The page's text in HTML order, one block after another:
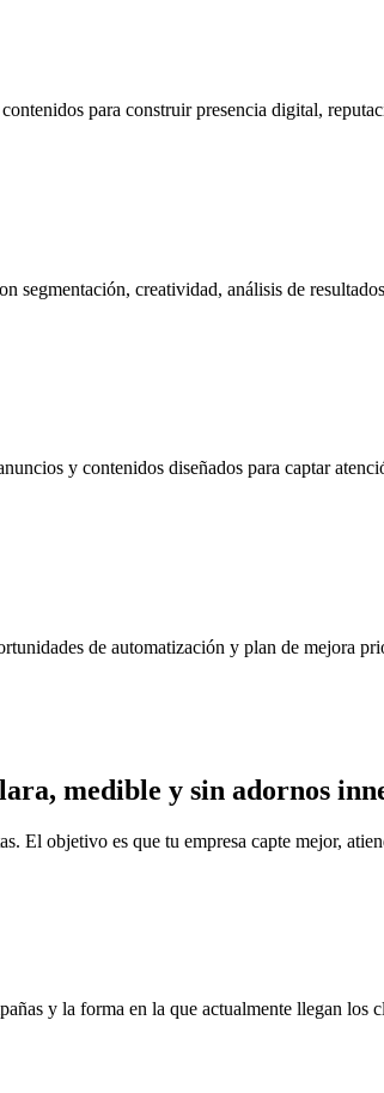
para construir presencia digital,
segmentación, creatividad, análisis de
y contenidos diseñados para captar
de automatización y plan de mejora
medible y sin adornos
El objetivo es que tu empresa capte mejor,
y la forma en la que actualmente llegan los